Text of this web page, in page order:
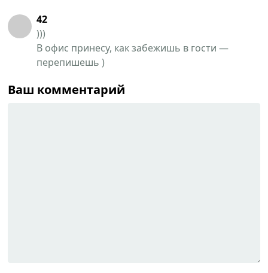
42
)))
В офис принесу, как забежишь в гости —
перепишешь )
Ваш комментарий